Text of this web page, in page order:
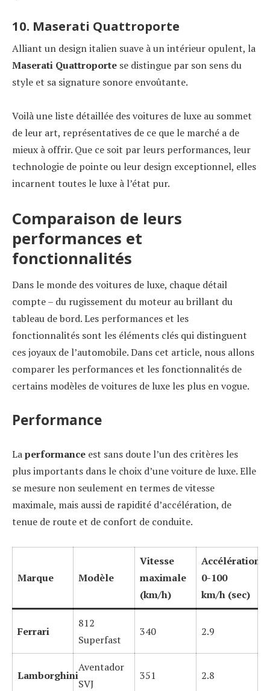
10. Maserati Quattroporte
Alliant un design italien suave à un intérieur opulent, la
Maserati Quattroporte se distingue par son sens du
style et sa signature sonore envoûtante.
Voilà une liste détaillée des voitures de luxe au sommet
de leur art, représentatives de ce que le marché a de
mieux à offrir. Que ce soit par leurs performances, leur
technologie de pointe ou leur design exceptionnel, elles
incarnent toutes le luxe à l’état pur.
Comparaison de leurs
performances et
fonctionnalités
Dans le monde des voitures de luxe, chaque détail
compte – du rugissement du moteur au brillant du
tableau de bord. Les performances et les
fonctionnalités sont les éléments clés qui distinguent
ces joyaux de l’automobile. Dans cet article, nous allons
comparer les performances et les fonctionnalités de
certains modèles de voitures de luxe les plus en vogue.
Performance
Laperformance est sans doute l’un des critères les
plus importants dans le choix d’une voiture de luxe. Elle
se mesure non seulement en termes de vitesse
maximale, mais aussi de rapidité d’accélération, de
tenue de route et de confort de conduite.
Marque Modèle
Vitesse
maximale
(km/h)
Accélération
0-100
km/h (sec)
Ferrari
812
Superfast
340 2.9
Lamborghini
Aventador
SVJ
351 2.8